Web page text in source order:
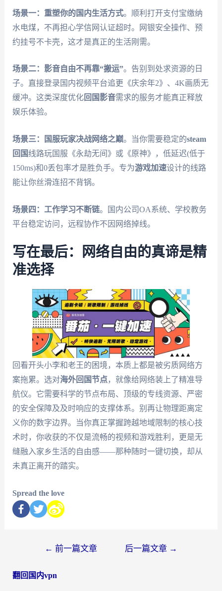
场景一：重塑你的国内生活方式。顺利打开支付宝缴纳
水电煤，不再担心学信网认证超时。网银安全操作、预
约挂号不卡壳，这才是真正的生活刚需。
场景二：影音自由不再靠“搬运”。告别到处求资源的日
子。直接登录国内视频平台追更《庆余年2》、4K画质无
缓冲。这类深度优化回国影音需求的服务才能真正释放
娱乐体验。
场景三：国服玩家决战网络之巅。当你需要稳定的steam
回国 线路玩国服《永劫无间》或《原神》，低延迟(低于
150ms)和0丢包率才是胜负手。专为游戏加速设计的线路
能让你丝滑连招不背锅。
场景四：工作学习不断链。国内公司OA系统、学校教务
平台稳定访问，远程协作不因网络掉线。
写在最后：网络自由的真谛是精
准选择
回看开头小李和老王的困境，本质上都是被劣质网络方
案拖累。选对海外回国节点，就像给网络装上了精准导
航仪。它需要科学的节点布局、顶级的专线资源、严密
的安全保障及及时响应的支撑体系。别再让物理距离定
义你的数字边界。当你真正掌握跨越地域限制的核心技
术时，你收获的不仅是流畅的视频和游戏胜利，更是无
缝融入家乡生活的自由感——那种随时一键切换，却从
未真正离开的踏实。
Spread the love
← 前一篇文章 后一篇文章 →
翻回国内vpn